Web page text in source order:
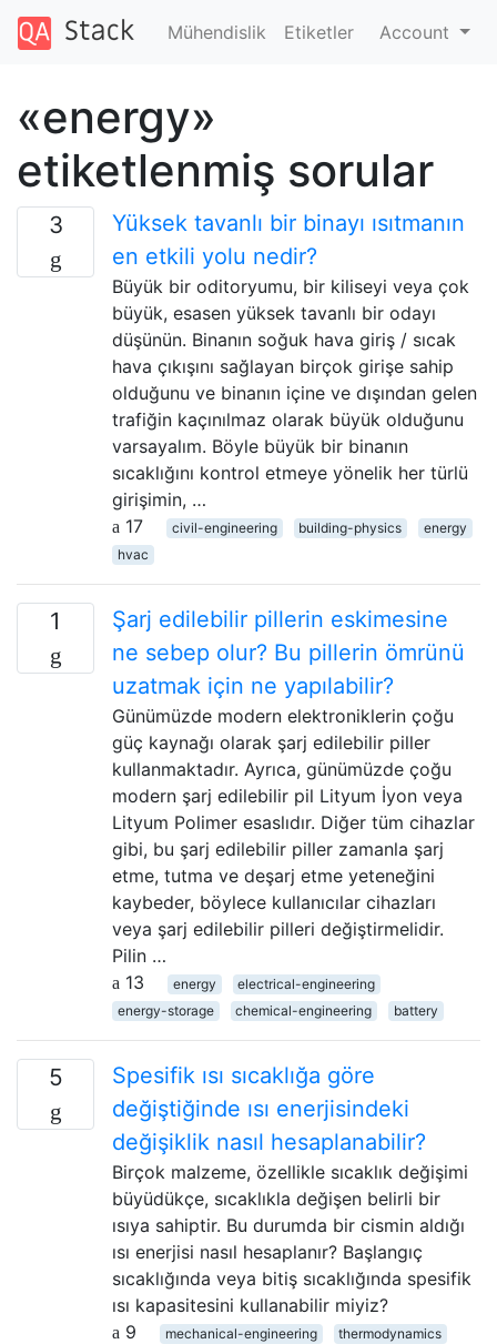
Mühendislik Etiketler Account
«energy»
etiketlenmiş sorular
3
Yüksek tavanlı bir binayı ısıtmanın
en etkili yolu nedir?
Büyük bir oditoryumu, bir kiliseyi veya çok
büyük, esasen yüksek tavanlı bir odayı
düşünün. Binanın soğuk hava giriş / sıcak
hava çıkışını sağlayan birçok girişe sahip
olduğunu ve binanın içine ve dışından gelen
trafiğin kaçınılmaz olarak büyük olduğunu
varsayalım. Böyle büyük bir binanın
sıcaklığını kontrol etmeye yönelik her türlü
girişimin, …
17
civil-engineering building-physics
energy
hvac
1
Şarj edilebilir pillerin eskimesine
ne sebep olur? Bu pillerin ömrünü
uzatmak için ne yapılabilir?
Günümüzde modern elektroniklerin çoğu
güç kaynağı olarak şarj edilebilir piller
kullanmaktadır. Ayrıca, günümüzde çoğu
modern şarj edilebilir pil Lityum İyon veya
Lityum Polimer esaslıdır. Diğer tüm cihazlar
gibi, bu şarj edilebilir piller zamanla şarj
etme, tutma ve deşarj etme yeteneğini
kaybeder, böylece kullanıcılar cihazları
veya şarj edilebilir pilleri değiştirmelidir.
Pilin …
13
energy
electrical-engineering
energy-storage
chemical-engineering battery
5
Spesifik ısı sıcaklığa göre
değiştiğinde ısı enerjisindeki
değişiklik nasıl hesaplanabilir?
Birçok malzeme, özellikle sıcaklık değişimi
büyüdükçe, sıcaklıkla değişen belirli bir
ısıya sahiptir. Bu durumda bir cismin aldığı
ısı enerjisi nasıl hesaplanır? Başlangıç ​​
sıcaklığında veya bitiş sıcaklığında spesifik
ısı kapasitesini kullanabilir miyiz?
9
mechanical-engineering
thermodynamics